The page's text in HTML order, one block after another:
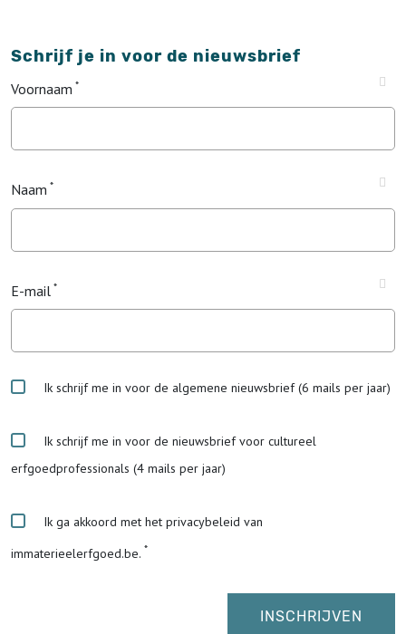
Schrijf je in voor de nieuwsbrief
Voornaam
Naam
E-mail
Ik schrijf me in voor de algemene nieuwsbrief (6 mails per jaar)
Ik schrijf me in voor de nieuwsbrief voor cultureel
erfgoedprofessionals (4 mails per jaar)
Ik ga akkoord met het privacybeleid van
immaterieelerfgoed.be.